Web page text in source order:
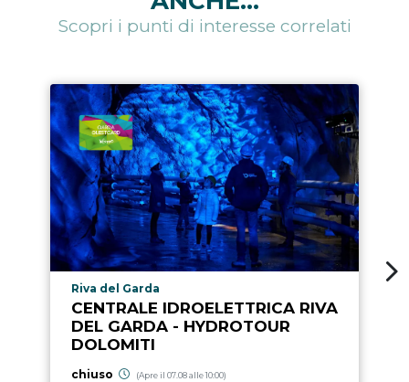
Scopri i punti di interesse correlati
Località punto di interesse
Riva del Garda
CENTRALE IDROELETTRICA RIVA
DEL GARDA - HYDROTOUR
DOLOMITI
chiuso (Apre il 07.08 alle 10:00)